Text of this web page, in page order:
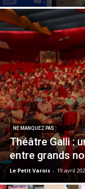
NE MANQUEZ PAS :
Théâtre Galli :
entre grands
Le Petit Varois - 19 avril